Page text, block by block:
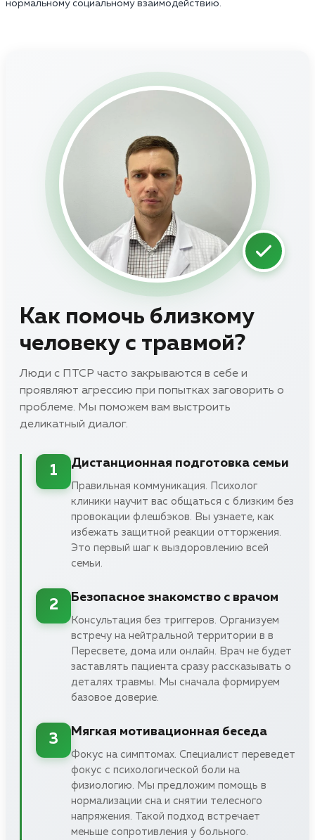
нормальному социальному взаимодействию.
Как помочь близкому
человеку с травмой?
Люди с ПТСР часто закрываются в себе и
проявляют агрессию при попытках заговорить о
проблеме. Мы поможем вам выстроить
деликатный диалог.
1
Дистанционная подготовка семьи
Правильная коммуникация. Психолог
клиники научит вас общаться с близким без
провокации флешбэков. Вы узнаете, как
избежать защитной реакции отторжения.
Это первый шаг к выздоровлению всей
семьи.
2
Безопасное знакомство с врачом
Консультация без триггеров. Организуем
встречу на нейтральной территории в в
Пересвете, дома или онлайн. Врач не будет
заставлять пациента сразу рассказывать о
деталях травмы. Мы сначала формируем
базовое доверие.
3
Мягкая мотивационная беседа
Фокус на симптомах. Специалист переведет
фокус с психологической боли на
физиологию. Мы предложим помощь в
нормализации сна и снятии телесного
напряжения. Такой подход встречает
меньше сопротивления у больного.